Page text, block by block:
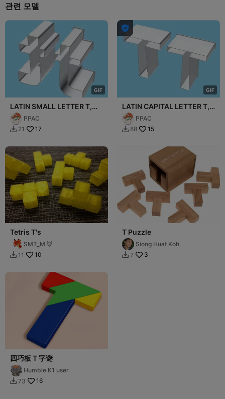
관련 모델
GIF
LATIN SMALL LETTER T,
nestable box (v1)
PPAC
 21 17
GIF

LATIN CAPITAL LETTER T,
nestable box (v1)
PPAC
 88 15
Tetris T's
SMT_M 🦊
 11 10
T Puzzle
Siong Huat Koh
 7 3
四巧板 T 字谜
Humble K1 user
 73 16